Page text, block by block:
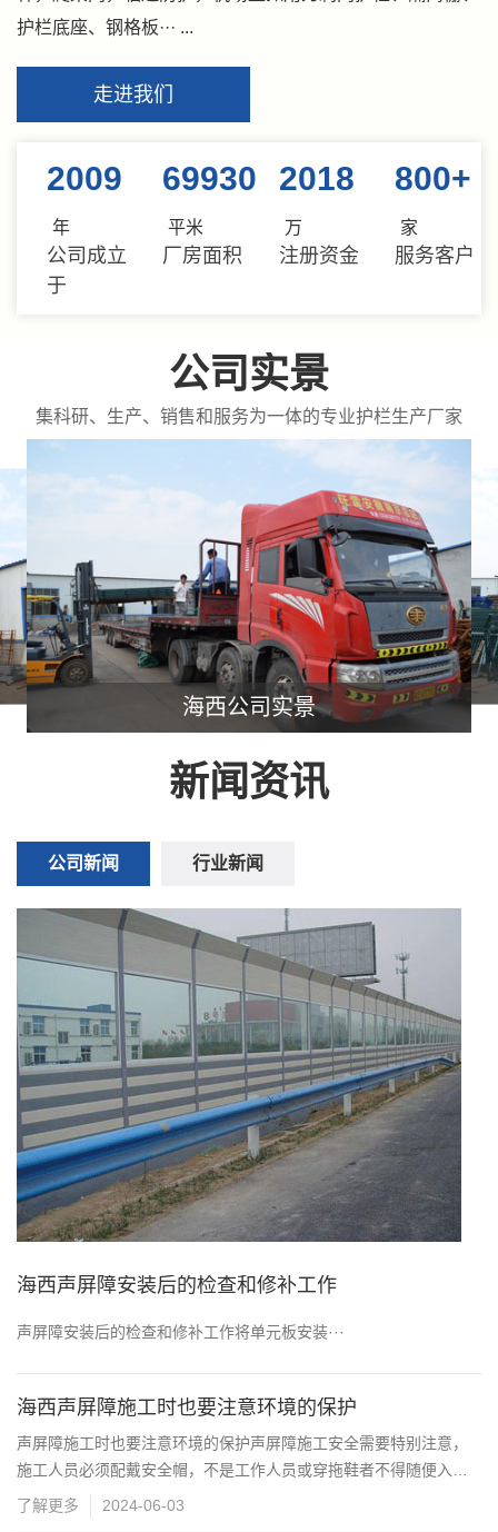
护栏底座、钢格板··· ...
走进我们
2009
年
公司成立
于
69930
平米
厂房面积
2018
万
注册资金
800+
家
服务客户
公司实景
集科研、生产、销售和服务为一体的专业护栏生产厂家
海西公司实景
新闻资讯
公司新闻 行业新闻
​海西声屏障安装后的检查和修补工作
声屏障安装后的检查和修补工作将单元板安装···
海西声屏障施工时也要注意环境的保护
声屏障施工时也要注意环境的保护声屏障施工安全需要特别注意，
施工人员必须配戴安全帽，不是工作人员或穿拖鞋者不得随便入
内，以···
了解更多 2024-06-03